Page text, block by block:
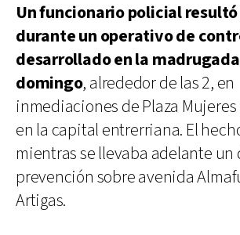
Un funcionario policial
durante un operativo de
desarrollado en la
domingo, alrededor de las 2, en
inmediaciones de Plaza
en la capital entrerriana. El
mientras se llevaba adelante
prevención sobre avenida
Artigas.